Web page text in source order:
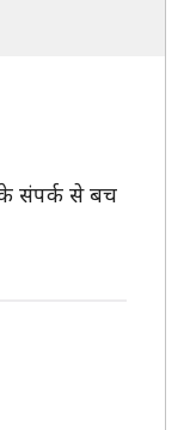
संपर्क से बच